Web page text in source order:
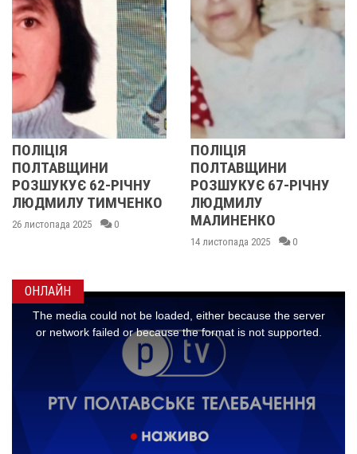
РІЧНУ
0
ПОЛТАВЩИНИ
РОЗШУКУЄ 67-РІЧНУ
ЛЮДМИЛУ
МАЛИНЕНКО
0
ОБЛАСТІ
14 листопада 2025
ОНЛАЙН